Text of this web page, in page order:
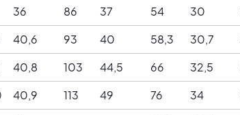
36 86 37 54 30
40,6 93 40 58,3 30,7
40,8 103 44,5 66 32,5
40,9 113 49 76 34